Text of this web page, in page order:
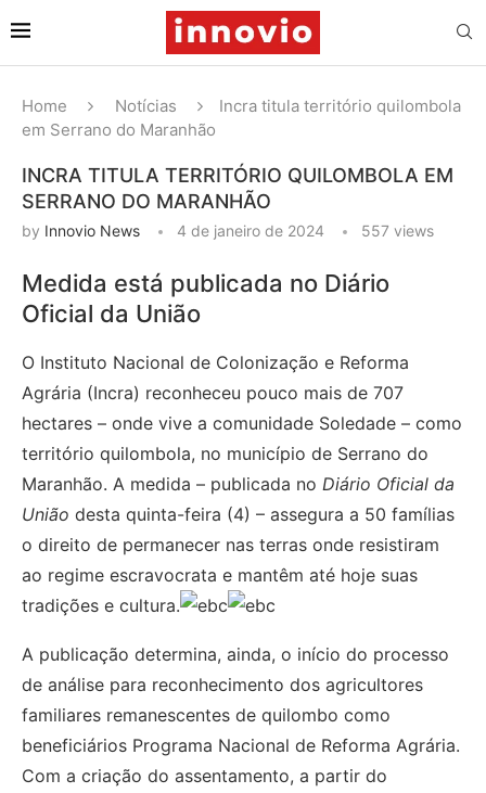
Home Notícias
Incra titula território quilombola
em Serrano do Maranhão
INCRA TITULA TERRITÓRIO QUILOMBOLA EM
SERRANO DO MARANHÃO
by Innovio News 4 de janeiro de 2024 557 views
Medida está publicada no Diário
Oficial da União
O Instituto Nacional de Colonização e Reforma
Agrária (Incra) reconheceu pouco mais de 707
hectares – onde vive a comunidade Soledade – como
território quilombola, no município de Serrano do
Maranhão. A medida – publicada no Diário Oficial da
União desta quinta-feira (4) – assegura a 50 famílias
o direito de permanecer nas terras onde resistiram
ao regime escravocrata e mantêm até hoje suas
tradições e cultura.
A publicação determina, ainda, o início do processo
de análise para reconhecimento dos agricultores
familiares remanescentes de quilombo como
beneficiários Programa Nacional de Reforma Agrária.
Com a criação do assentamento, a partir do